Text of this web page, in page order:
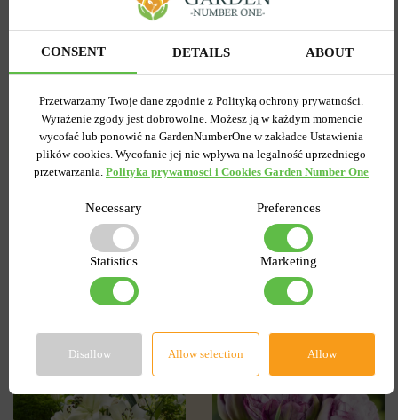
1043
Ilość w paczce
5
7.50 zł
POWIADOM O
DOSTĘPNOŚCI
Popularne w serwisie
CONSENT DETAILS ABOUT
Przetwarzamy Twoje dane zgodnie z Polityką ochrony prywatności.
Wyrażenie zgody jest dobrowolne. Możesz ją w każdym momencie
wycofać lub ponowić na GardenNumberOne w zakładce Ustawienia
plików cookies. Wycofanie jej nie wpływa na legalność uprzedniego
przetwarzania. Polityka prywatnosci i Cookies Garden Number One
Necessary Preferences
Statistics Marketing
Disallow Allow selection Allow